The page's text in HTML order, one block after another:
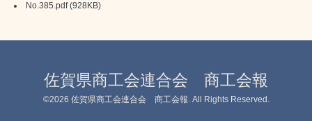
No.385.pdf(928KB)
佐賀県商工会連合会 商工会報
©2026 佐賀県商工会連合会 商工会報. All Rights Reserved.